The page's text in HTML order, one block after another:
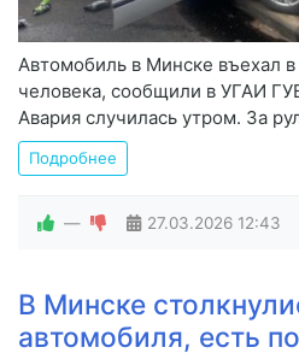
Автомобиль в Минске въехал
человека, сообщили в УГАИ
Авария случилась утром. За
Подробнее
— 27.03.2026 12:43
В Минске
автомобиля, есть